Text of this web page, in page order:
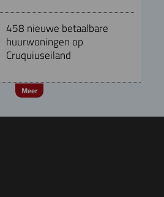
458 nieuwe betaalbare
huurwoningen op
Cruquiuseiland
Meer